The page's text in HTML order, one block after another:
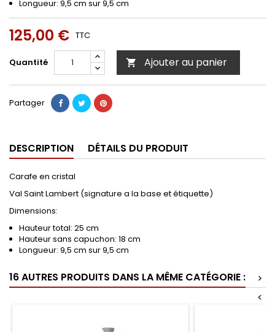
Longueur: 9,5 cm sur 9,5 cm
125,00 € TTC
Quantité  Ajouter au panier
Partager
DESCRIPTION DÉTAILS DU PRODUIT
Carafe en cristal
Val Saint Lambert (signature a la base et étiquette)
Dimensions:
Hauteur total: 25 cm
Hauteur sans capuchon: 18 cm
Longueur: 9,5 cm sur 9,5 cm
16 AUTRES PRODUITS DANS LA MÊME CATÉGORIE :
>
<